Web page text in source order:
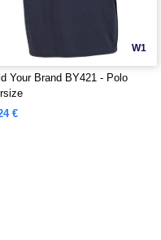
W1
Your Brand BY421 - Polo
€